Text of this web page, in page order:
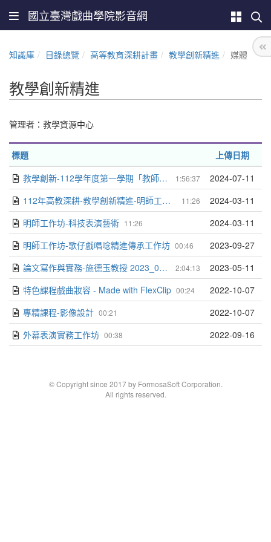
國立臺灣戲曲學院影音網
知識庫 目錄總覽 高等教育深耕計畫 教學創新精進 媒體
教學創新精進
管理者：教學資源中心
標題 上傳日期
1:56:37
教學創新-112學年度第一學期「教師教學社群」講座暨說明會 2024-07-11
11:26
112年高教深耕-教學創新精進-明師工作坊-科技表演藝術 2024-03-11
11:26
明師工作坊-科技表演藝術 2024-03-11
00:46
明師工作坊-歌仔戲唱唸精進傳承工作坊 2023-09-27
2:04:13
論文寫作與實務-施德玉教授 2023_05_10 2023-05-11
00:24
特色課程戲曲妝容 ‑ Made with FlexClip 2022-10-07
00:21
專精課程-影像設計 2022-10-07
00:38
外幕表演實務工作坊 2022-09-16
© Copyright since 2017 by FormosaSoft Corporation.
All rights reserved.